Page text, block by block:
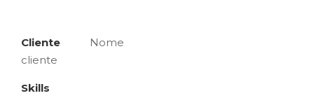
Cliente
Nome
cliente
Skills